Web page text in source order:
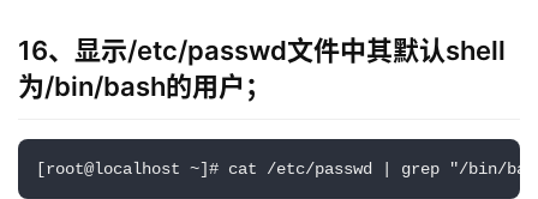
16、显示/etc/passwd文件中其默认shell
为/bin/bash的用户；
[root@localhost ~]# cat /etc/passwd | grep "/bin/